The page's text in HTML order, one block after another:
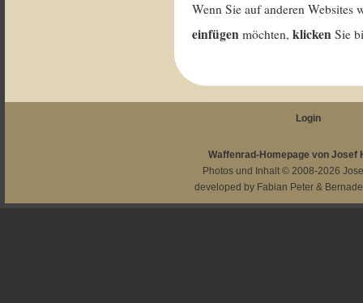
Wenn Sie auf anderen
einfügen möchten,klicken Sie
Login
Waffenrad-Homepage von Josef
Photos und Inhalt © 2008-2026
developed by Fabian Peter &